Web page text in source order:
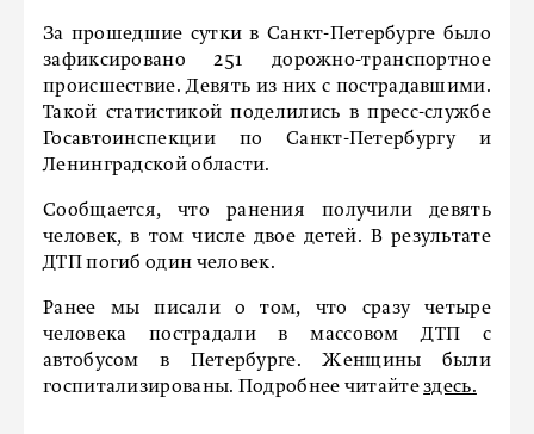
За прошедшие сутки в Санкт-Петербурге было
зафиксировано 251 дорожно-транспортное
происшествие. Девять из них с пострадавшими.
Такой статистикой поделились в пресс-службе
Госавтоинспекции по Санкт-Петербургу и
Ленинградской области.
Сообщается, что ранения получили девять
человек, в том числе двое детей. В результате
ДТП погиб один человек.
Ранее мы писали о том, что сразу четыре
человека пострадали в массовом ДТП с
автобусом в Петербурге. Женщины были
госпитализированы. Подробнее читайтездесь.